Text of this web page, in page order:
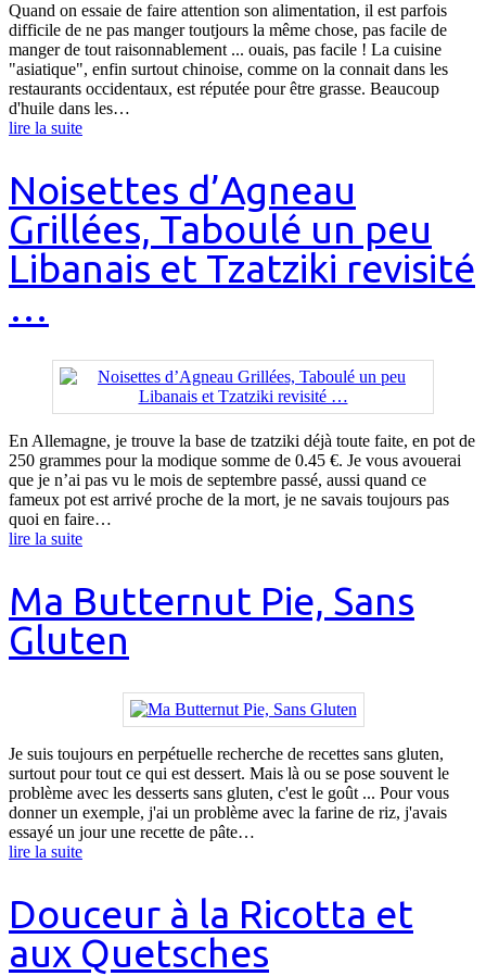
Quand on essaie de faire attention son alimentation, il est parfois
difficile de ne pas manger toutjours la même chose, pas facile de
manger de tout raisonnablement ... ouais, pas facile ! La cuisine
"asiatique", enfin surtout chinoise, comme on la connait dans les
restaurants occidentaux, est réputée pour être grasse. Beaucoup
d'huile dans les…
lire la suite
Noisettes d’Agneau
Grillées, Taboulé un peu
Libanais et Tzatziki revisité
…
En Allemagne, je trouve la base de tzatziki déjà toute faite, en pot de
250 grammes pour la modique somme de 0.45 €. Je vous avouerai
que je n’ai pas vu le mois de septembre passé, aussi quand ce
fameux pot est arrivé proche de la mort, je ne savais toujours pas
quoi en faire…
lire la suite
Ma Butternut Pie, Sans
Gluten
Je suis toujours en perpétuelle recherche de recettes sans gluten,
surtout pour tout ce qui est dessert. Mais là ou se pose souvent le
problème avec les desserts sans gluten, c'est le goût ... Pour vous
donner un exemple, j'ai un problème avec la farine de riz, j'avais
essayé un jour une recette de pâte…
lire la suite
Douceur à la Ricotta et
aux Quetsches